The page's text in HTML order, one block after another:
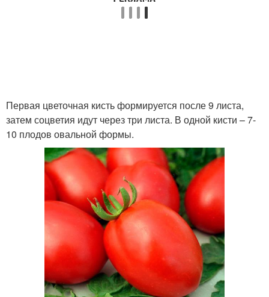
Первая цветочная кисть формируется после 9 листа,
затем соцветия идут через три листа. В одной кисти – 7-
10 плодов овальной формы.